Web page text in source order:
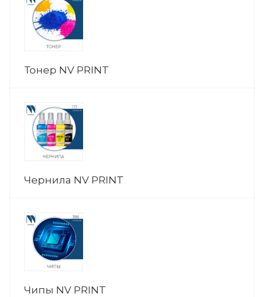
Тонер NV PRINT
Чернила NV PRINT
Чипы NV PRINT